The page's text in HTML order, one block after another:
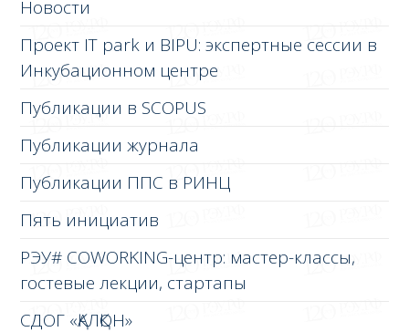
Новости
Проект IT park и BIPU: экспертные сессии в
Инкубационном центре
Публикации в SCOPUS
Публикации журнала
Публикации ППС в РИНЦ
Пять инициатив
РЭУ# COWORKING-центр: мастер-классы,
гостевые лекции, стартапы
СДОГ «ҚАЛҚОН»